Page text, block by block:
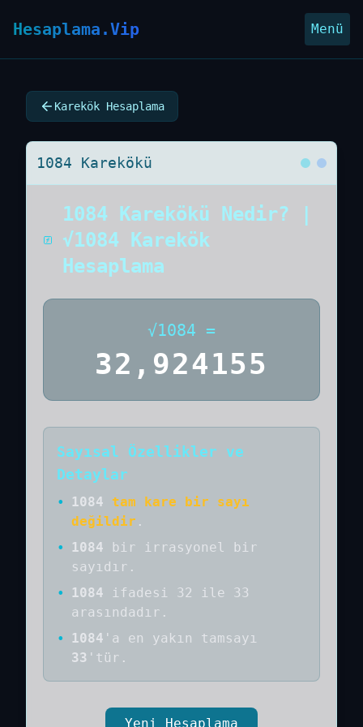
Hesaplama.Vip Menü
Karekök Hesaplama
1084 Karekökü
1084 Karekökü Nedir? |
√1084 Karekök
Hesaplama
√1084 =
32,924155
Sayısal Özellikler ve
Detaylar
• 1084
tam kare bir sayı
değildir .
•
1084 bir
irrasyonel bir
sayıdır .
•
1084
ifadesi 32 ile 33
arasındadır.
•
1084 'a en yakın tamsayı
33 'tür.
Yeni Hesaplama